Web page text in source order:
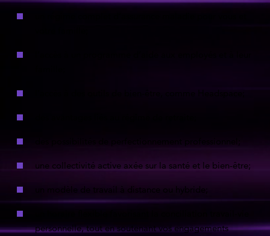
l’accès à des outils de bien-être, comme Headspace;
une collectivité active axée sur la santé et le bien-être;
un modèle de travail à distance ou hybride;
personnelle, tout en soutenant vos engagements